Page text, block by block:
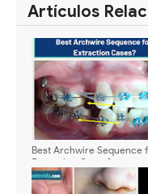
Artículos
Best Archwire Sequence
Extraction Cases?